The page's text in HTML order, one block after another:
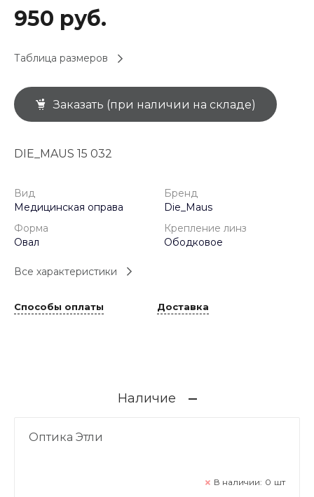
950 руб.
Таблица размеров
Заказать (при наличии на складе)
DIE_MAUS 15 032
Вид
Медицинская оправа
Бренд
Die_Maus
Форма
Овал
Крепление линз
Ободковое
Все характеристики
Способы оплаты Доставка
Наличие
Оптика Этли
В наличии: 0 шт